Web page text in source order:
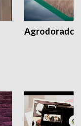
Agrodoradcy